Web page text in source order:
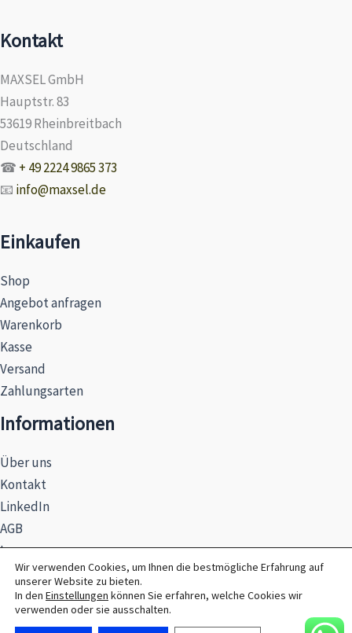
Kontakt
MAXSEL GmbH
Hauptstr. 83
53619 Rheinbreitbach
Deutschland
☎ + 49 2224 9865 373
📧 info@maxsel.de
Einkaufen
Shop
Angebot anfragen
Warenkorb
Kasse
Versand
Zahlungsarten
Informationen
Über uns
Kontakt
LinkedIn
AGB
Impressum
Datenschutzerklärung
Hinweise zur Batterieentsorgung
Wir verwenden Cookies, um Ihnen die bestmögliche Erfahrung auf
unserer Website zu bieten.
In den Einstellungen können Sie erfahren, welche Cookies wir
verwenden oder sie ausschalten.